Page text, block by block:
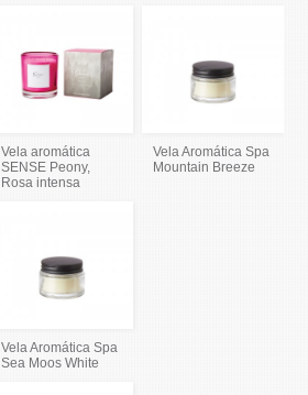
Vela aromática
SENSE Peony,
Rosa intensa
Vela Aromática Spa
Mountain Breeze
Vela Aromática Spa
Sea Moos White